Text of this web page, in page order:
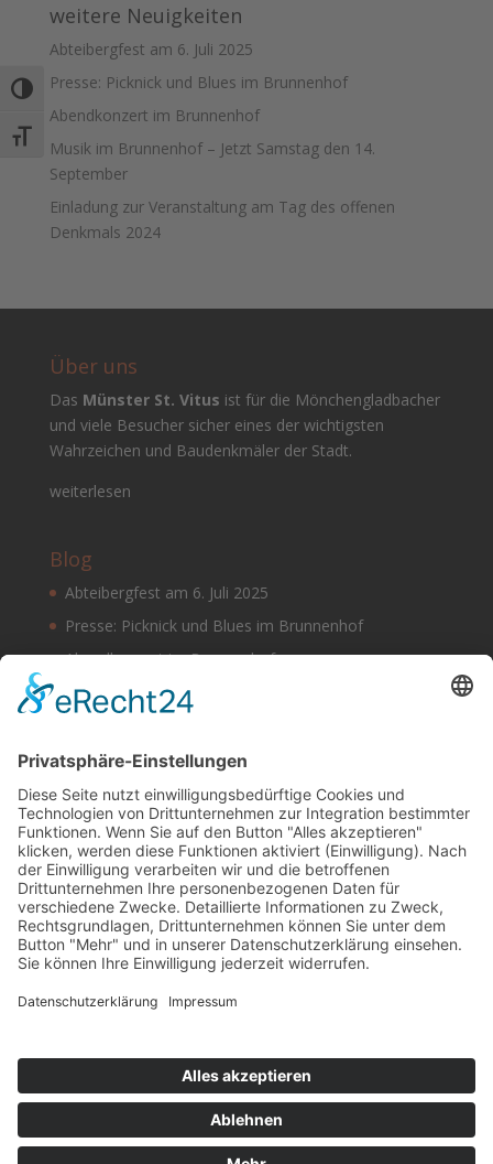
Umschalten auf hohe Kontraste
Schrift vergrößern
weitere Neuigkeiten
Abteibergfest am 6. Juli 2025
Presse: Picknick und Blues im Brunnenhof
Abendkonzert im Brunnenhof
Musik im Brunnenhof – Jetzt Samstag den 14.
September
Einladung zur Veranstaltung am Tag des offenen
Denkmals 2024
Über uns
Das Münster St. Vitus ist für die Mönchengladbacher
und viele Besucher sicher eines der wichtigsten
Wahrzeichen und Baudenkmäler der Stadt.
weiterlesen
Blog
Abteibergfest am 6. Juli 2025
Presse: Picknick und Blues im Brunnenhof
Abendkonzert im Brunnenhof
Musik im Brunnenhof – Jetzt Samstag den 14.
September
Einladung zur Veranstaltung am Tag des offenen
Denkmals 2024
Suchen & Finden Datenschutz
Cookie-Einstellungen
Impressum Datenschutz